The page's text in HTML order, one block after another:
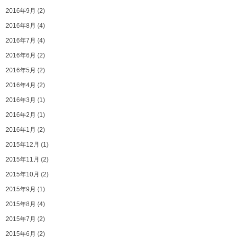
2016年9月 (2)
2016年8月 (4)
2016年7月 (4)
2016年6月 (2)
2016年5月 (2)
2016年4月 (2)
2016年3月 (1)
2016年2月 (1)
2016年1月 (2)
2015年12月 (1)
2015年11月 (2)
2015年10月 (2)
2015年9月 (1)
2015年8月 (4)
2015年7月 (2)
2015年6月 (2)